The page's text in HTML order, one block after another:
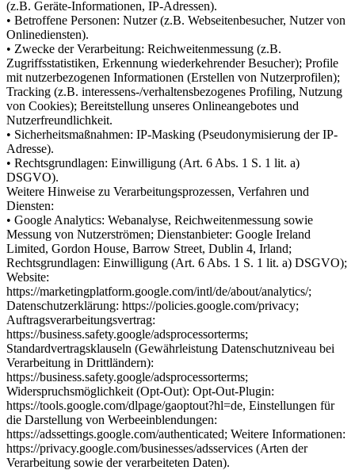
(z.B. Geräte-Informationen, IP-Adressen).
• Betroffene Personen: Nutzer (z.B. Webseitenbesucher, Nutzer von
Onlinediensten).
• Zwecke der Verarbeitung: Reichweitenmessung (z.B.
Zugriffsstatistiken, Erkennung wiederkehrender Besucher); Profile
mit nutzerbezogenen Informationen (Erstellen von Nutzerprofilen);
Tracking (z.B. interessens-/verhaltensbezogenes Profiling, Nutzung
von Cookies); Bereitstellung unseres Onlineangebotes und
Nutzerfreundlichkeit.
• Sicherheitsmaßnahmen: IP-Masking (Pseudonymisierung der IP-
Adresse).
• Rechtsgrundlagen: Einwilligung (Art. 6 Abs. 1 S. 1 lit. a)
DSGVO).
Weitere Hinweise zu Verarbeitungsprozessen, Verfahren und
Diensten:
• Google Analytics: Webanalyse, Reichweitenmessung sowie
Messung von Nutzerströmen; Dienstanbieter: Google Ireland
Limited, Gordon House, Barrow Street, Dublin 4, Irland;
Rechtsgrundlagen: Einwilligung (Art. 6 Abs. 1 S. 1 lit. a) DSGVO);
Website:
https://marketingplatform.google.com/intl/de/about/analytics/;
Datenschutzerklärung: https://policies.google.com/privacy;
Auftragsverarbeitungsvertrag:
https://business.safety.google/adsprocessorterms;
Standardvertragsklauseln (Gewährleistung Datenschutzniveau bei
Verarbeitung in Drittländern):
https://business.safety.google/adsprocessorterms;
Widerspruchsmöglichkeit (Opt-Out): Opt-Out-Plugin:
https://tools.google.com/dlpage/gaoptout?hl=de, Einstellungen für
die Darstellung von Werbeeinblendungen:
https://adssettings.google.com/authenticated; Weitere Informationen:
https://privacy.google.com/businesses/adsservices (Arten der
Verarbeitung sowie der verarbeiteten Daten).